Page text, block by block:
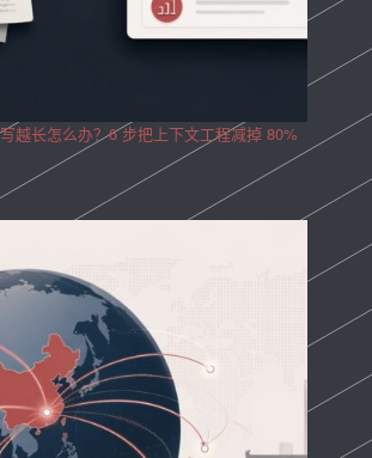
越长怎么办？6 步把上下文工程减掉 80%